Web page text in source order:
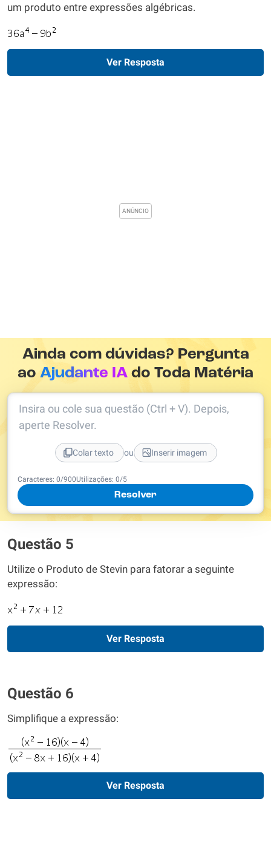
um produto entre expressões algébricas.
Ver Resposta
Ainda com dúvidas? Pergunta
aoAjudante IA do Toda Matéria
Caracteres: 0/900Utilizações: 0/5
Resolver
Insira ou cole sua questão (Ctrl + V). Depois,
aperte Resolver.
Colar texto ou Inserir imagem
Questão 5
Utilize o Produto de Stevin para fatorar a seguinte
expressão:
Ver Resposta
Questão 6
Simplifique a expressão:
Ver Resposta